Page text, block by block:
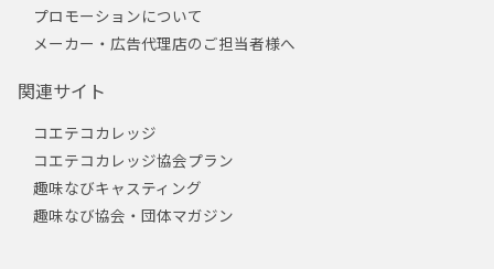
プロモーションについて
メーカー・広告代理店のご担当者様へ
関連サイト
コエテコカレッジ
コエテコカレッジ協会プラン
趣味なびキャスティング
趣味なび協会・団体マガジン